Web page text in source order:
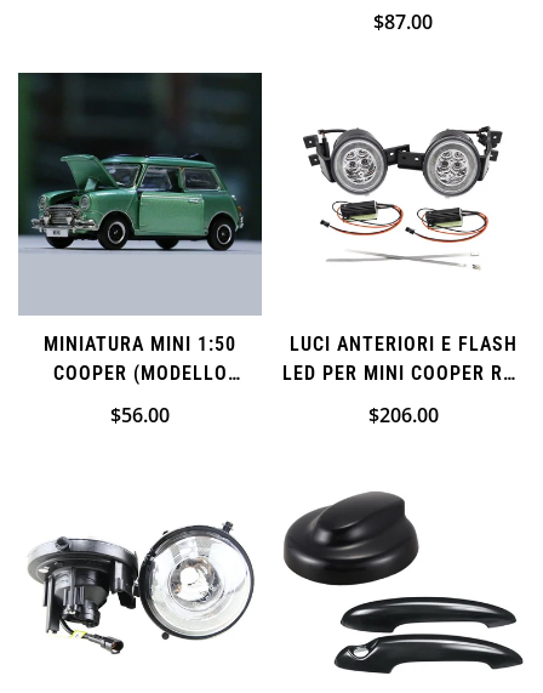
PER MINI COOPER F60
Prezzo
$87.00
MINIATURA MINI 1:50
COOPER (MODELLO
MORRIS MINI MK 1)
Prezzo
$56.00
LUCI ANTERIORI E FLASH
LED PER MINI COOPER R50
R53 2002-2006 R52 2004-
Prezzo
$206.00